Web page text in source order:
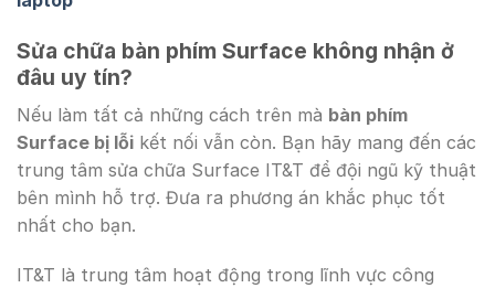
Sửa chữa bàn phím Surface không nhận ở
đâu uy tín?
Nếu làm tất cả những cách trên mà bàn phím
Surface bị lỗi kết nối vẫn còn. Bạn hãy mang đến các
trung tâm sửa chữa Surface IT&T để đội ngũ kỹ thuật
bên mình hỗ trợ. Đưa ra phương án khắc phục tốt
nhất cho bạn.
IT&T là trung tâm hoạt động trong lĩnh vực công